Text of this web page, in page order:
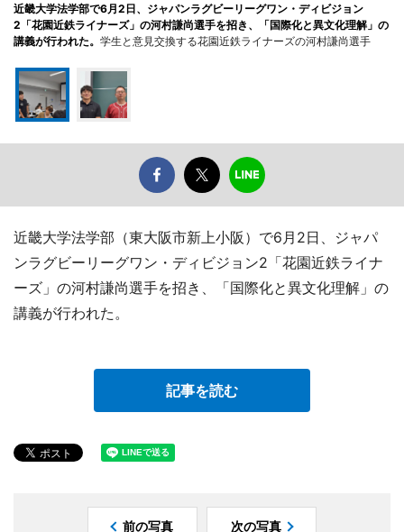
近畿大学法学部で6月2日、ジャパンラグビーリーグワン・ディビジョン
2「花園近鉄ライナーズ」の河村謙尚選手を招き、「国際化と異文化理解」の
講義が行われた。 学生と意見交換する花園近鉄ライナーズの河村謙尚選手
近畿大学法学部（東大阪市新上小阪）で6月2日、ジャパ
ンラグビーリーグワン・ディビジョン2「花園近鉄ライナ
ーズ」の河村謙尚選手を招き、「国際化と異文化理解」の
講義が行われた。
記事を読む
前の写真 次の写真